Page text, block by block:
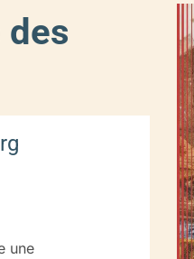
des
une